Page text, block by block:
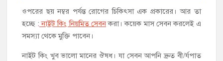
ওপরের ছয় নম্বর পর্যন্ত রোগের চিকিৎসা এক প্রকারের। আর তা
হচ্ছে : নাইট কিং নিয়মিত সেবনকরা। কয়েক মাস সেবন করলেই এ
সমস্যা থেকে মুক্তি পাবেন।
নাইট কিং খুব ভালো মানের ঔষধ। যা সেবন আপনি দ্রুত বী/র্যপাত